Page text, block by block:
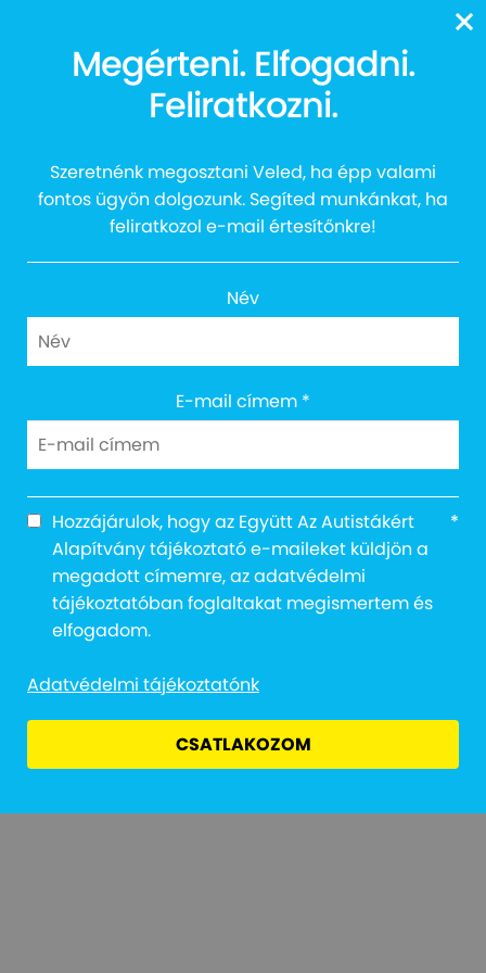
Cím: 1027 Budapest, Margit körút 12.
Email: info@egyuttazautistakert.hu
Adományvonalunk: 13616
Bankszámlaszám: 10300002-13790364-00034905
Adatvédelmi Tájékoztató Jogi Nyilatkozat
Megérteni. Elfogadni.
Feliratkozni.
Szeretnénk megosztani Veled, ha épp valami
fontos ügyön dolgozunk. Segíted munkánkat, ha
feliratkozol e-mail értesítőnkre!
Név
E-mail címem *
Hozzájárulok, hogy az Együtt Az Autistákért
Alapítvány tájékoztató e-maileket küldjön a
megadott címemre, az adatvédelmi
tájékoztatóban foglaltakat megismertem és
elfogadom.
*
Adatvédelmi tájékoztatónk
CSATLAKOZOM